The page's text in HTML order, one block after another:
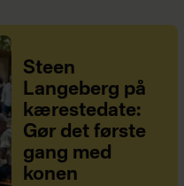
Steen
Langeberg på
kærestedate:
Gør det første
gang med
konen